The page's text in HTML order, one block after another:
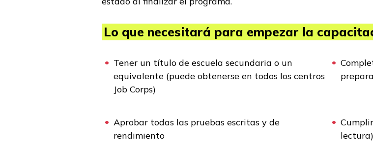
Lo que necesitará para empezar la
Tener un título de escuela secundaria o un
equivalente (puede obtenerse en todos los centros
Job Corps)
Aprobar todas las pruebas escritas y de
rendimiento
lectura)